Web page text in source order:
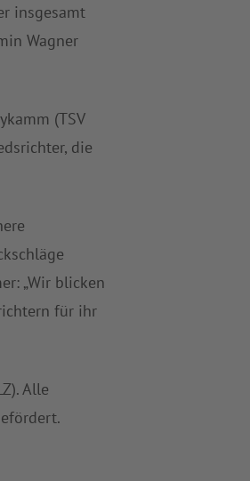
insgesamt
Wagner
(TSV
die
„Wir blicken
für ihr
Alle